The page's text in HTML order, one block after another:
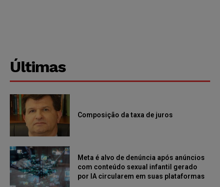
Últimas
Composição da taxa de juros
Meta é alvo de denúncia após anúncios
com conteúdo sexual infantil gerado
por IA circularem em suas plataformas